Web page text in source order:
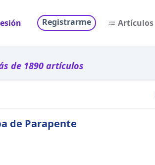
Registrarme Artículos
de 1890 artículos
de Parapente